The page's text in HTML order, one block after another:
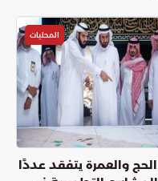
المحليات
الحج والعمرة يتفقد عددًا